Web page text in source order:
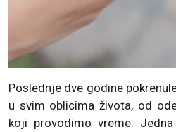
Poslednje dve godine
u svim oblicima života, od
koji provodimo vreme.